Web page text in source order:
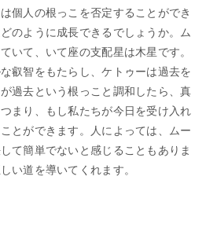
個人の根っこを否定することができ
のように成長できるでしょうか。ム
いて、いて座の支配星は木星です。
叡智をもたらし、ケトゥーは過去を
過去という根っこと調和したら、真
まり、もし私たちが今日を受け入れ
とができます。人によっては、ムー
て簡単でないと感じることもありま
い道を導いてくれます。